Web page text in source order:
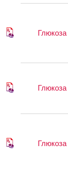
Глюкоза
Глюкоза
Глюкоза